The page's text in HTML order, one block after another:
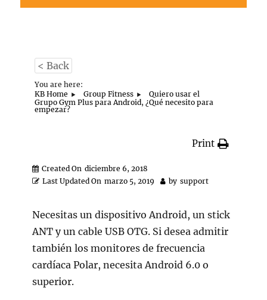
< Back
You are here:
KB Home
Group Fitness
Quiero usar el
Grupo Gym Plus para Android, ¿Qué necesito para
empezar?
Print
Created On diciembre 6, 2018
Last Updated On marzo 5, 2019 by support
Necesitas un dispositivo Android, un stick
ANT y un cable USB OTG. Si desea admitir
también los monitores de frecuencia
cardíaca Polar, necesita Android 6.0 o
superior.